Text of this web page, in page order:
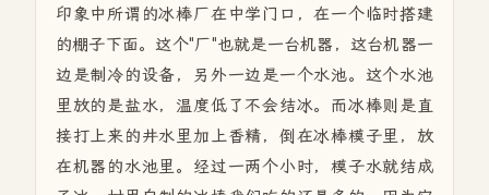
印象中所谓的冰棒厂在中学门口，在一个临时搭建
的棚子下面。这个"厂"也就是一台机器，这台机器一
边是制冷的设备，另外一边是一个水池。这个水池
里放的是盐水，温度低了不会结冰。而冰棒则是直
接打上来的井水里加上香精，倒在冰棒模子里，放
在机器的水池里。经过一两个小时，模子水就结成